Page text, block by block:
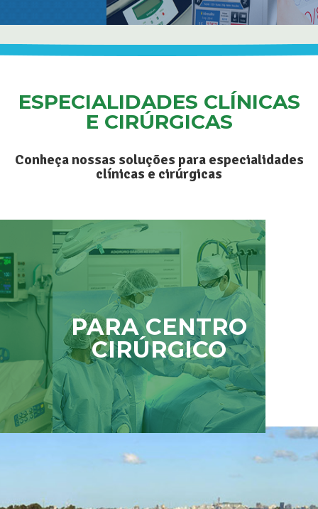
ESPECIALIDADES CLÍNICAS
E CIRÚRGICAS
Conheça nossas soluções para especialidades
clínicas e cirúrgicas
PARA CENTRO
CIRÚRGICO